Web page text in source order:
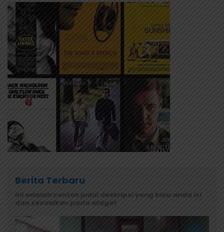
Berita Terbaru
Ini adalah contoh judul deskripsi yang bisa anda isi
dan sesuaikan pada widget